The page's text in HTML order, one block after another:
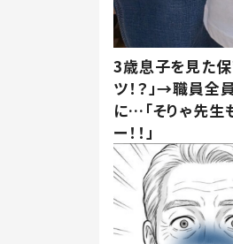
3歳息子を見た
ツ！？」→職員全
に…「そりゃ先生
ー！！」